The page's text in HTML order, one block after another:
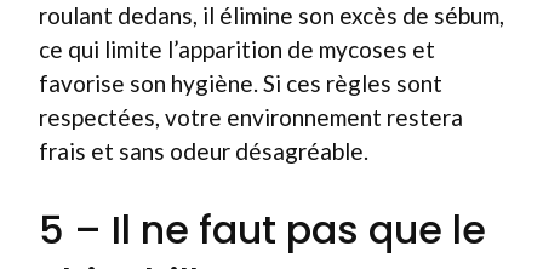
roulant dedans, il élimine son excès de sébum,
ce qui limite l’apparition de mycoses et
favorise son hygiène. Si ces règles sont
respectées, votre environnement restera
frais et sans odeur désagréable.
5 – Il ne faut pas que le